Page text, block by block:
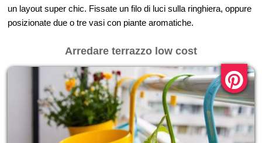
un layout super chic. Fissate un filo di luci sulla ringhiera, oppure
posizionate due o tre vasi con piante aromatiche.
Arredare terrazzo low cost